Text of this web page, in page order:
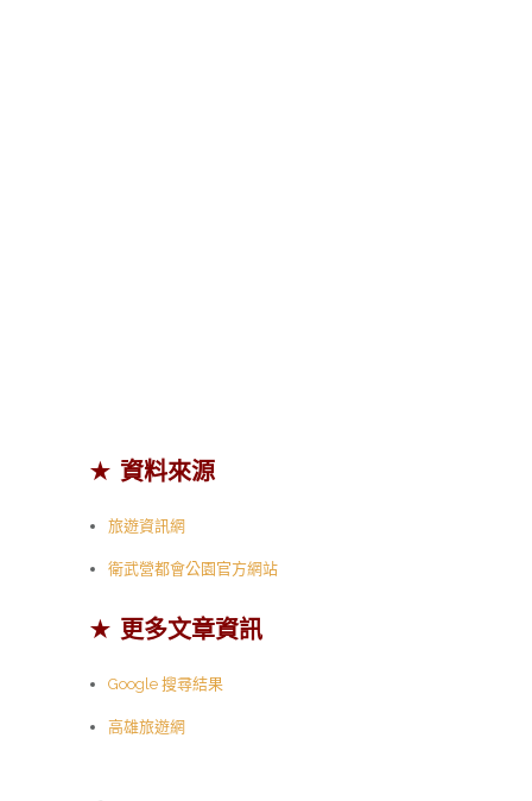
★ 資料來源
旅遊資訊網
衛武營都會公園官方網站
★ 更多文章資訊
Google 搜尋結果
高雄旅遊網